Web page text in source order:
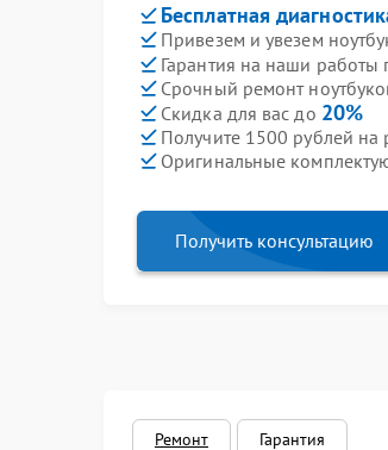
Бесплатная
Привезем и увезем
Гарантия на наши работы
Срочный ремонт
Скидка для вас до 20%
Получите 1500 рублей на
Оригинальные
Получить консультацию
Ремонт Гарантия